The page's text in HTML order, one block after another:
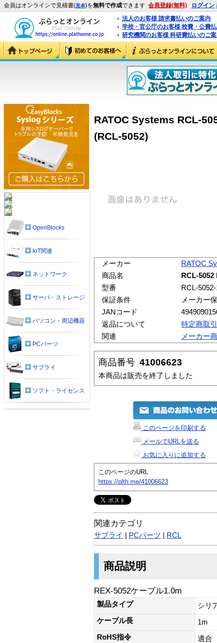
会員はオンラインで見積書(見本)を無料で作成できます 会員登録(無料) ログイン
法人のお客様 請求書払いのご案内
学校・官公庁のお客様 校費・公費
研究機関のお客様 科研費払いのご
RATOC Systems RCL-
(RCL-5052)
メーカー
RATOC
商品名
RCL-5052
型番
RCL-
保証条件
メーカー
JANコード
返品について
特定商取
関連
メーカー
商品番号 41006623
本商品は販売を終了しました
このページを印刷する
メールでURLを送る
お気に入りに追加する
このページのURL
https://plth.me/41006623
関連カテゴリ
サプライ PCパーツ RCL
商品説明
REX-5052ケーブル1.0m
製品タイプ
シリ
ケーブル長
1m
RoHS指令
適合
OpenBlocks
IoT関連
ネットワーク
サーバ・ストレージ
パソコン・周辺機器
PCパーツ
サプライ
ソフト・ライセンス